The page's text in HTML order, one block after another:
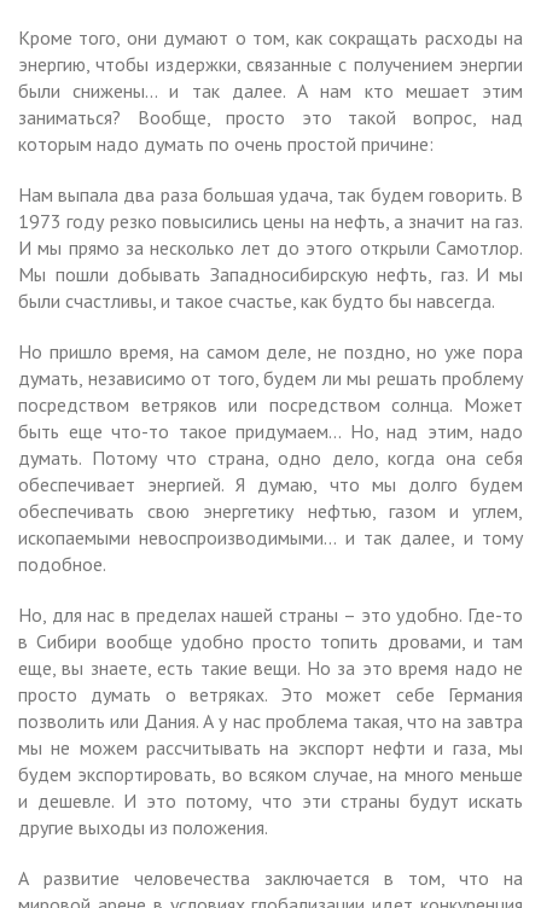
Кроме того, они думают о том, как сокращать расходы на
энергию, чтобы издержки, связанные с получением энергии
были снижены… и так далее. А нам кто мешает этим
заниматься? Вообще, просто это такой вопрос, над
которым надо думать по очень простой причине:
Нам выпала два раза большая удача, так будем говорить. В
1973 году резко повысились цены на нефть, а значит на газ.
И мы прямо за несколько лет до этого открыли Самотлор.
Мы пошли добывать Западносибирскую нефть, газ. И мы
были счастливы, и такое счастье, как будто бы навсегда.
Но пришло время, на самом деле, не поздно, но уже пора
думать, независимо от того, будем ли мы решать проблему
посредством ветряков или посредством солнца. Может
быть еще что-то такое придумаем… Но, над этим, надо
думать. Потому что страна, одно дело, когда она себя
обеспечивает энергией. Я думаю, что мы долго будем
обеспечивать свою энергетику нефтью, газом и углем,
ископаемыми невоспроизводимыми… и так далее, и тому
подобное.
Но, для нас в пределах нашей страны – это удобно. Где-то
в Сибири вообще удобно просто топить дровами, и там
еще, вы знаете, есть такие вещи. Но за это время надо не
просто думать о ветряках. Это может себе Германия
позволить или Дания. А у нас проблема такая, что на завтра
мы не можем рассчитывать на экспорт нефти и газа, мы
будем экспортировать, во всяком случае, на много меньше
и дешевле. И это потому, что эти страны будут искать
другие выходы из положения.
А развитие человечества заключается в том, что на